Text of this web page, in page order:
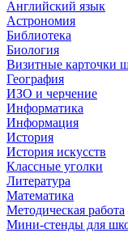
Английский язык
Астрономия
Библиотека
Биология
Визитные карточки
География
ИЗО и черчение
Информатика
Информация
История
История искусств
Классные уголки
Литература
Математика
Методическая работа
Мини-стенды для